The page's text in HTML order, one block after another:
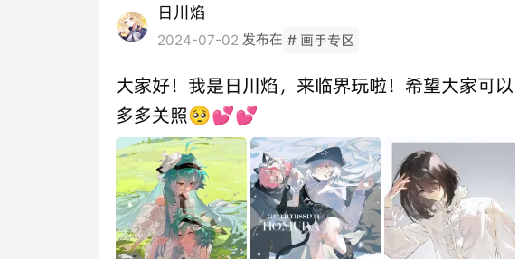
日川焰
2024-07-02 发布在 # 画手专区
大家好！我是日川焰，来临界玩啦！希望大家可以
多多关照🥺💕💕